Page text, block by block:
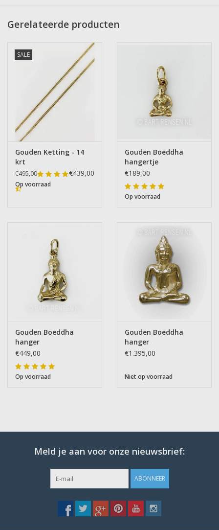
Gerelateerde producten
SALE
Gouden Ketting - 14
krt
€495,00 €439,00
Op voorraad
Gouden Boeddha
hangertje
€189,00
Op voorraad
Gouden Boeddha
hanger
€449,00
Op voorraad
Gouden Boeddha
hanger
€1.395,00
Niet op voorraad
Meld je aan voor onze nieuwsbrief:
ABONNEER